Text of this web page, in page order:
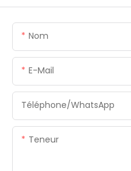
Nom
E-Mail
Téléphone/WhatsApp
Teneur